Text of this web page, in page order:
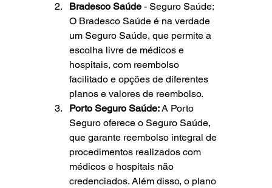
Bradesco Saúde - Seguro Saúde:
O Bradesco Saúde é na verdade
um Seguro Saúde, que permite a
escolha livre de médicos e
hospitais, com reembolso
facilitado e opções de diferentes
planos e valores de reembolso.
Porto Seguro Saúde: A Porto
Seguro oferece o Seguro Saúde,
que garante reembolso integral de
procedimentos realizados com
médicos e hospitais não
credenciados. Além disso, o plano